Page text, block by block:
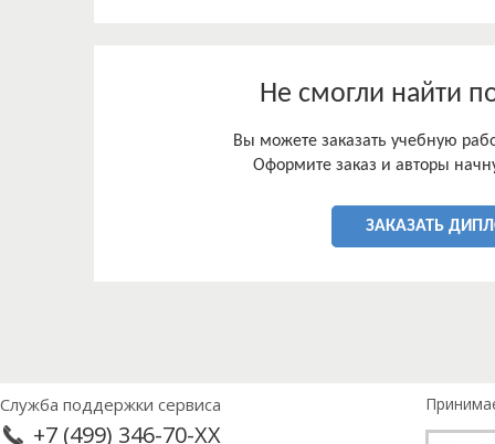
ходе взаимоотношений с коллегами,
Не смогли найти
Вы можете заказать учебную
Оформите заказ и авторы
ЗАКАЗАТЬ
Служба поддержки сервиса
+7 (499) 346-70-XX